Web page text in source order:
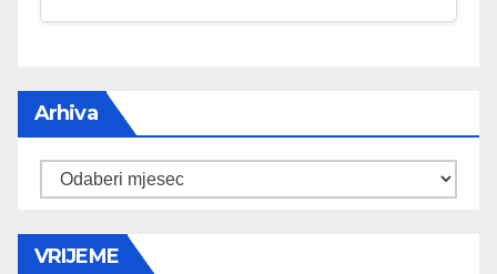
Arhiva
Arhiva
VRIJEME